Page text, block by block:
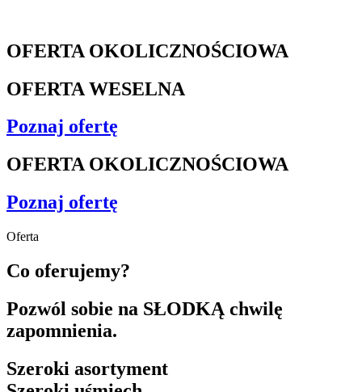
OFERTA OKOLICZNOŚCIOWA
OFERTA WESELNA
Poznaj ofertę
OFERTA OKOLICZNOŚCIOWA
Poznaj ofertę
Oferta
Co oferujemy?
Pozwól sobie na SŁODKĄ chwilę
zapomnienia.
Szeroki asortyment